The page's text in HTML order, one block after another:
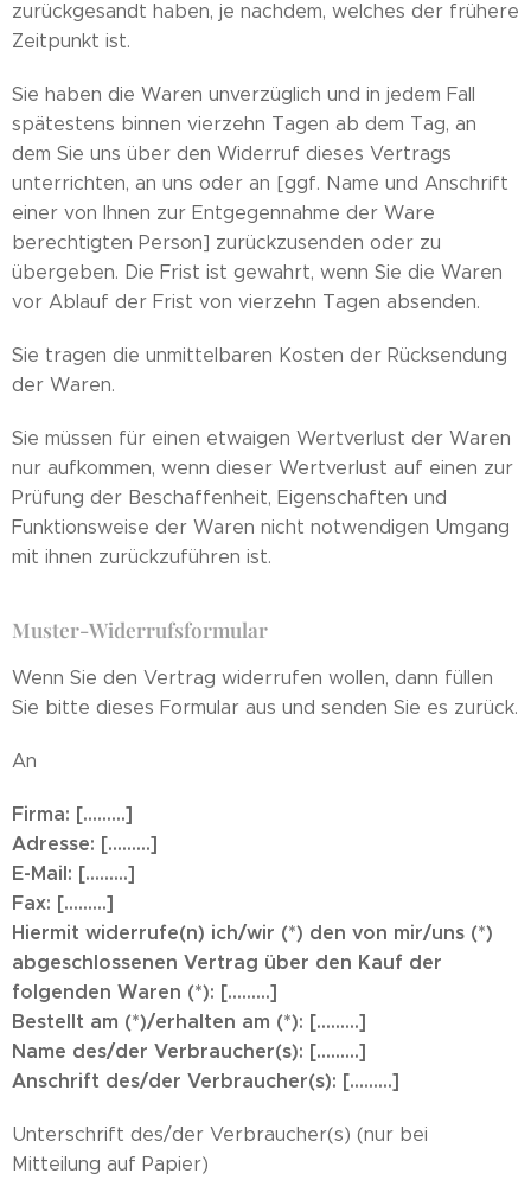
zurückgesandt haben, je nachdem, welches der frühere
Zeitpunkt ist.
Sie haben die Waren unverzüglich und in jedem Fall
spätestens binnen vierzehn Tagen ab dem Tag, an
dem Sie uns über den Widerruf dieses Vertrags
unterrichten, an uns oder an [ggf. Name und Anschrift
einer von Ihnen zur Entgegennahme der Ware
berechtigten Person] zurückzusenden oder zu
übergeben. Die Frist ist gewahrt, wenn Sie die Waren
vor Ablauf der Frist von vierzehn Tagen absenden.
Sie tragen die unmittelbaren Kosten der Rücksendung
der Waren.
Sie müssen für einen etwaigen Wertverlust der Waren
nur aufkommen, wenn dieser Wertverlust auf einen zur
Prüfung der Beschaffenheit, Eigenschaften und
Funktionsweise der Waren nicht notwendigen Umgang
mit ihnen zurückzuführen ist.
Muster-Widerrufsformular
Wenn Sie den Vertrag widerrufen wollen, dann füllen
Sie bitte dieses Formular aus und senden Sie es zurück.
An
Firma: [.........]
Adresse: [.........]
E-Mail: [.........]
Fax: [.........]
Hiermit widerrufe(n) ich/wir (*) den von mir/uns (*)
abgeschlossenen Vertrag über den Kauf der
folgenden Waren (*): [.........]
Bestellt am (*)/erhalten am (*): [.........]
Name des/der Verbraucher(s): [.........]
Anschrift des/der Verbraucher(s): [.........]
Unterschrift des/der Verbraucher(s) (nur bei
Mitteilung auf Papier)